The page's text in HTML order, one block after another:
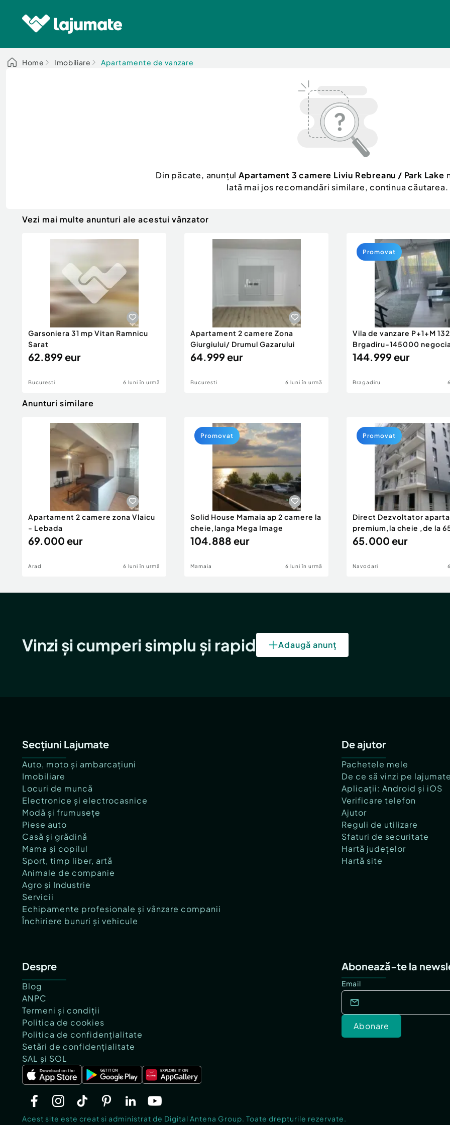
Home Imobiliare Apartamente de vanzare
Din păcate, anunțul Apartament 3 camere Liviu Rebreanu / Park Lake
Iată mai jos recomandări similare, continua căutarea.
Vezi mai multe anunturi ale acestui vânzator
Garsoniera 31 mp Vitan Ramnicu
Sarat
62.899 eur
Bucuresti 6 luni în urmă
Apartament 2 camere Zona
Giurgiului/ Drumul Gazarului
64.999 eur
Bucuresti 6 luni în urmă
Vila de vanzare P+1+M
Brgadiru-145000
144.999 eur
Bragadiru
Promovat
Anunturi similare
Apartament 2 camere zona Vlaicu
- Lebada
69.000 eur
Arad 6 luni în urmă
Solid House Mamaia ap 2 camere la
cheie,langa Mega Image
104.888 eur
Mamaia 6 luni în urmă
Promovat
Direct Dezvoltator
premium,la cheie ,de la
eur
65.000 eur
Navodari
Promovat
Vinzi și cumperi simplu și rapid Adaugă anunț
Secțiuni Lajumate
Auto, moto și ambarcațiuni
Imobiliare
Locuri de muncă
Electronice și electrocasnice
Modă și frumusețe
Piese auto
Casă și grădină
Mama și copilul
Sport, timp liber, artă
Animale de companie
Agro și Industrie
Servicii
Echipamente profesionale și vânzare companii
Închiriere bunuri și vehicule
De ajutor
Pachetele mele
De ce să vinzi pe
Aplicații: Android și iOS
Verificare telefon
Ajutor
Reguli de utilizare
Sfaturi de securitate
Hartă județelor
Hartă site
Despre
Blog
ANPC
Termeni și condiții
Politica de cookies
Politica de confidențialitate
Setări de confidențialitate
SAL și SOL
Abonează-te la
Email
Abonare
Acest site este creat si administrat de Digital Antena Group. Toate drepturile rezervate.